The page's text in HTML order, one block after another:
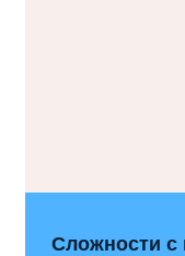
Сложности с